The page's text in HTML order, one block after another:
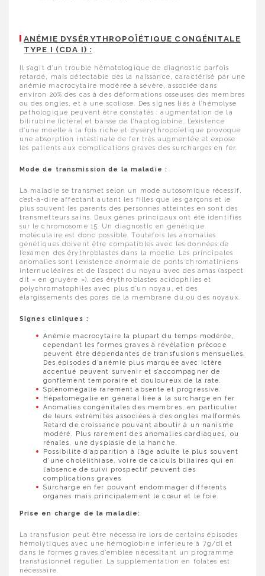
ANÉMIE DYSÉRYTHROPOÏÉTIQUE CONGÉNITALE
TYPE I (CDA I) :
Il s’agit d’un trouble hématologique de diagnostic parfois
retardé, mais détectable dès la naissance, caractérisé par une
anémie macrocytaire modérée à sévère, associée dans
environ 20% des cas à des déformations osseuses des membres
ou des ongles, et à une scoliose. Des signes liés à l’hémolyse
pathologique peuvent être constatés : augmentation de la
bilirubine (ictère) et baisse de l’haptoglobine. L’existence
d’une moelle à la fois riche et dysérythropoïétique provoque
une absorption intestinale de fer très augmentée et expose
les patients aux complications graves des surcharges en fer.
Mode de transmission de la maladie :
La maladie se transmet selon un mode autosomique récessif,
c’est-à-dire affectant autant les filles que les garçons et le
plus souvent les parents des personnes atteintes en sont des
transmetteurs sains. Deux gènes principaux ont été identifiés
sur le chromosome 15. Un diagnostic en génétique
moléculaire est donc possible. Toutefois les anomalies
génétiques doivent être compatibles avec les données de
l’examen des érythroblastes dans la moelle. Les principales
anomalies sont l’existence anormale de ponts chromatiniens
internucléaires et de l’aspect du noyau avec des amas (aspect
dit « en gruyère »), des érythroblastes acidophiles et
polychromatophiles avec plus d’un noyau, et des
élargissements des pores de la membrane du ou des noyaux.
Signes cliniques :
Anémie macrocytaire la plupart du temps modérée,
cependant les formes graves à révélation précoce
peuvent être dépendantes de transfusions mensuelles.
Des épisodes d’anémie plus marquée avec ictère
accentué peuvent survenir et s’accompagner de
gonflement temporaire et douloureux de la rate.
Splénomégalie rarement absente et progressive.
Hépatomégalie en général liée à la surcharge en fer
Anomalies congénitales des membres, en particulier
de leurs extrémités associées à des ongles malformés.
Retard de croissance pouvant aboutir à un nanisme
modéré. Plus rarement des anomalies cardiaques, ou
rénales, une dysplasie de la hanche.
Possibilité d’apparition à l’âge adulte le plus souvent
d’une cholélithiase, voire de calculs biliaires qui en
l’absence de suivi prospectif peuvent des
complications graves
Surcharge en fer pouvant endommager différents
organes mais principalement le cœur et le foie.
Prise en charge de la maladie:
La transfusion peut être nécessaire lors de certains épisodes
hémolytiques avec une hémoglobine inférieure à 7g/dl et
dans le formes graves d’emblée nécessitant un programme
transfusionnel régulier. La supplémentation en folates est
nécessaire.